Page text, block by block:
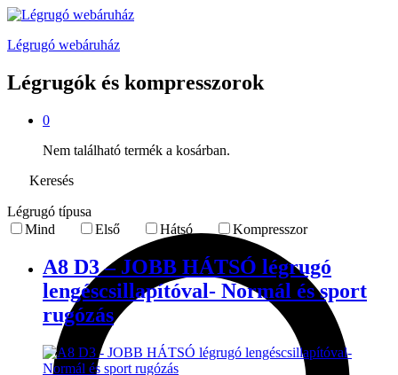
Légrugó webáruház
Légrugók és kompresszorok
0
Nem található termék a kosárban.
Keresés
Légrugó típusa
Mind
Első Hátsó Kompresszor
A8 D3 – JOBB HÁTSÓ légrugó
lengéscsillapítóval- Normál és sport
rugózás